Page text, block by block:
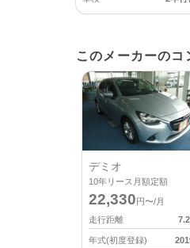
このメーカーのコ
デミオ
10年リース月額定額
22,330 円〜/月
走行距離
7.2
年式(初度登録)